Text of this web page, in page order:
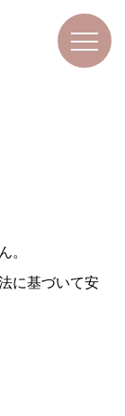
。
に基づいて安